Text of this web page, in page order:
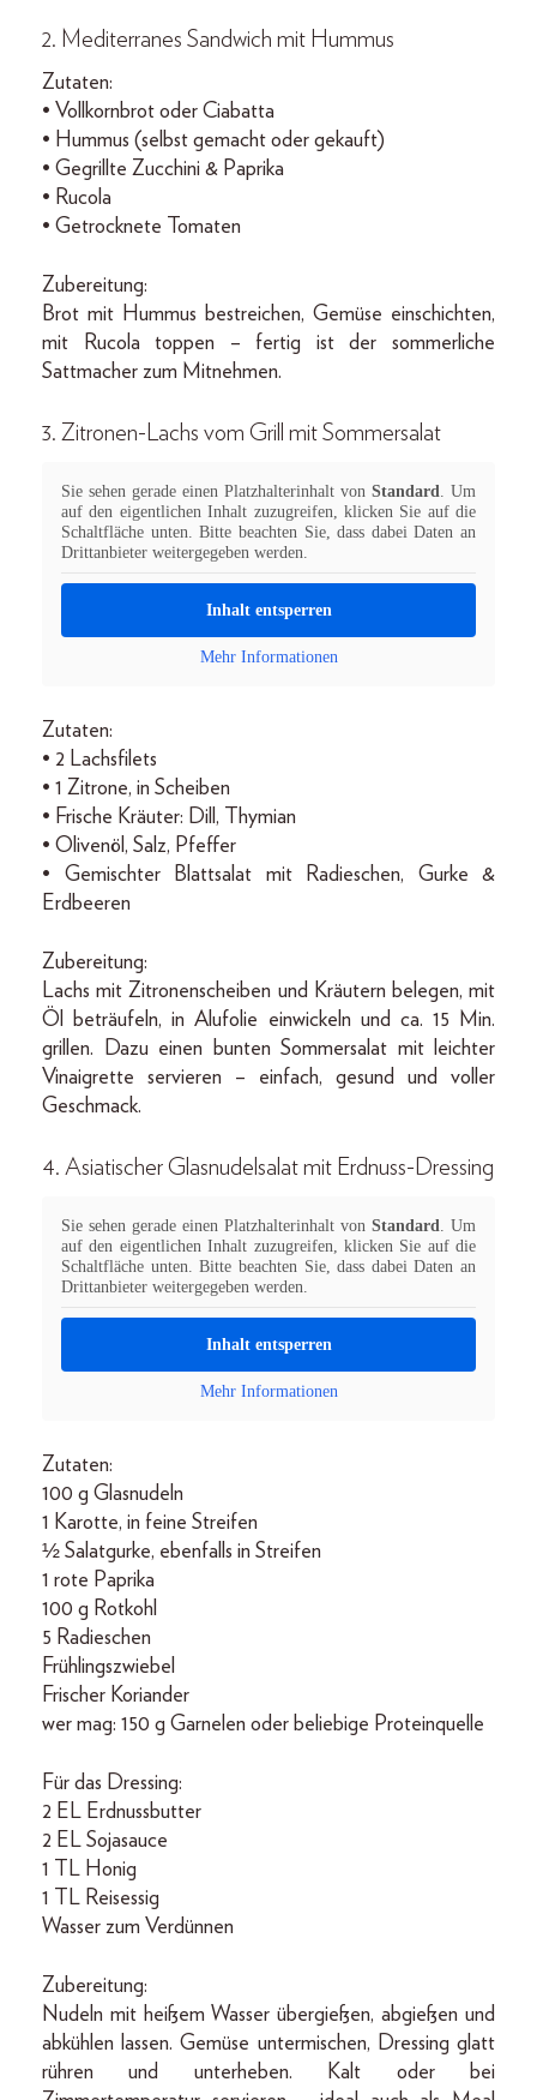
2. Mediterranes Sandwich mit Hummus
Zutaten:
• Vollkornbrot oder Ciabatta
• Hummus (selbst gemacht oder gekauft)
• Gegrillte Zucchini & Paprika
• Rucola
• Getrocknete Tomaten
Zubereitung:
Brot mit Hummus bestreichen, Gemüse einschichten,
mit Rucola toppen – fertig ist der sommerliche
Sattmacher zum Mitnehmen.
3. Zitronen-Lachs vom Grill mit Sommersalat
Sie sehen gerade einen Platzhalterinhalt von Standard
. Um
auf den eigentlichen Inhalt zuzugreifen, klicken Sie auf die
Schaltfläche unten. Bitte beachten Sie, dass dabei Daten an
Drittanbieter weitergegeben werden.
Inhalt entsperren
Mehr Informationen
Zutaten:
• 2 Lachsfilets
• 1 Zitrone, in Scheiben
• Frische Kräuter: Dill, Thymian
• Olivenöl, Salz, Pfeffer
• Gemischter Blattsalat mit Radieschen, Gurke &
Erdbeeren
Zubereitung:
Lachs mit Zitronenscheiben und Kräutern belegen, mit
Öl beträufeln, in Alufolie einwickeln und ca. 15 Min.
grillen. Dazu einen bunten Sommersalat mit leichter
Vinaigrette servieren – einfach, gesund und voller
Geschmack.
4. Asiatischer Glasnudelsalat mit Erdnuss-Dressing
Sie sehen gerade einen Platzhalterinhalt von Standard
. Um
auf den eigentlichen Inhalt zuzugreifen, klicken Sie auf die
Schaltfläche unten. Bitte beachten Sie, dass dabei Daten an
Drittanbieter weitergegeben werden.
Inhalt entsperren
Mehr Informationen
Zutaten:
100 g Glasnudeln
1 Karotte, in feine Streifen
½ Salatgurke, ebenfalls in Streifen
1 rote Paprika
100 g Rotkohl
5 Radieschen
Frühlingszwiebel
Frischer Koriander
wer mag: 150 g Garnelen oder beliebige Proteinquelle
Für das Dressing:
2 EL Erdnussbutter
2 EL Sojasauce
1 TL Honig
1 TL Reisessig
Wasser zum Verdünnen
Zubereitung:
Nudeln mit heißem Wasser übergießen, abgießen und
abkühlen lassen. Gemüse untermischen, Dressing glatt
rühren und unterheben. Kalt oder bei